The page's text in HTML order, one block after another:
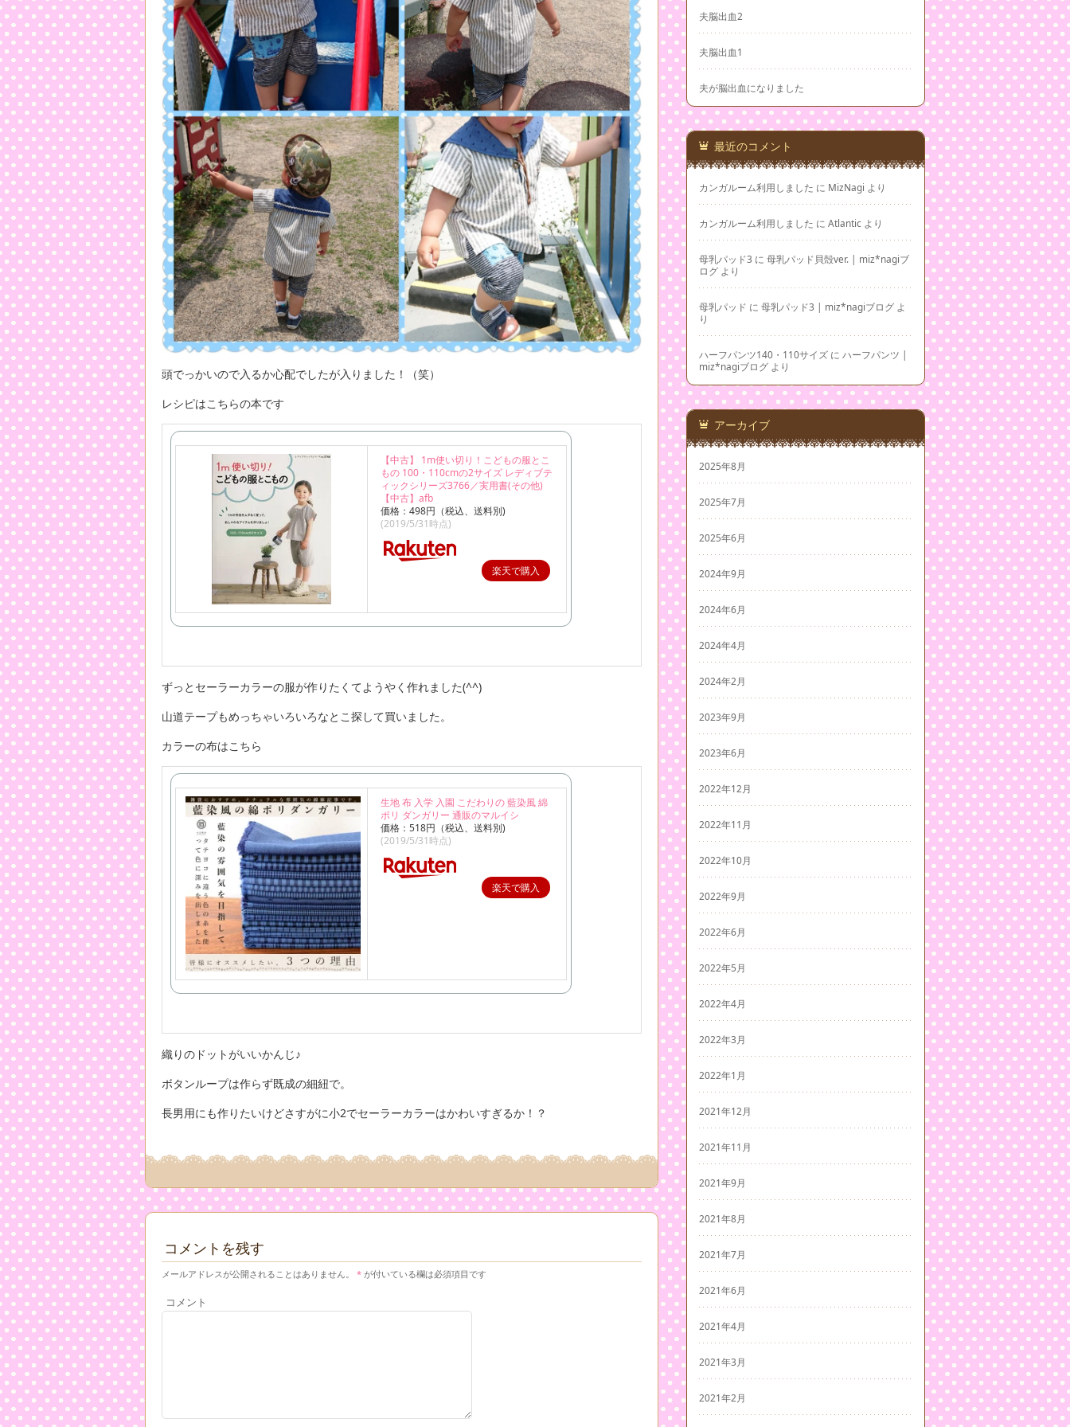
頭でっかいので入るか心配でしたが入りました！（笑）
レシピはこちらの本です
【中古】 1m使い切り！こどもの服とこ
もの 100・110cmの2サイズ レディブテ
ィックシリーズ3766／実用書(その他)
【中古】afb
価格：498円（税込、送料別)
(2019/5/31時点)
楽天で購入
ずっとセーラーカラーの服が作りたくてようやく作れました(^^)
山道テープもめっちゃいろいろなとこ探して買いました。
カラーの布はこちら
生地 布 入学 入園 こだわりの 藍染風 綿
ポリ ダンガリー 通販のマルイシ
価格：518円（税込、送料別)
(2019/5/31時点)
楽天で購入
織りのドットがいいかんじ♪
ボタンループは作らず既成の細紐で。
長男用にも作りたいけどさすがに小2でセーラーカラーはかわいすぎるか！？
コメントを残す
メールアドレスが公開されることはありません。 * が付いている欄は必須項目です
コメント
夫脳出血2
夫脳出血1
夫が脳出血になりました
最近のコメント
カンガルーム利用しました に MizNagi より
カンガルーム利用しました に Atlantic より
母乳パッド3 に 母乳パッド貝殻ver. | miz*nagiブ
ログ より
母乳パッド に 母乳パッド3 | miz*nagiブログ よ
り
ハーフパンツ140・110サイズ に ハーフパンツ |
miz*nagiブログ より
アーカイブ
2025年8月
2025年7月
2025年6月
2024年9月
2024年6月
2024年4月
2024年2月
2023年9月
2023年6月
2022年12月
2022年11月
2022年10月
2022年9月
2022年6月
2022年5月
2022年4月
2022年3月
2022年1月
2021年12月
2021年11月
2021年9月
2021年8月
2021年7月
2021年6月
2021年4月
2021年3月
2021年2月